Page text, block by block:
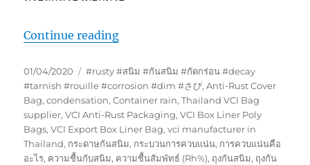
Continue reading“กระดาษกันสนิมใช้สำหรับกันสนิม”
Posted
on
01/04/2020 Tags
#rusty #สนิม #กันสนิม #กัดกร่อน #decay
#tarnish #rouille #corrosion #dim #さび,Anti-Rust Cover
Bag,condensation,Container rain,Thailand VCI Bag
supplier,VCI Anti-Rust Packaging,VCI Box Liner Poly
Bags,VCI Export Box Liner Bag,vci manufacturer in
Thailand, กระดาษกันสนิม, กระบวนการควบแน่น, การควบแน่นคือ
อะไร, ความชื้นกับสนิม, ความชื้นสัมพัทธ์ (Rh%), ถุงกันสนิม, ถุงกัน